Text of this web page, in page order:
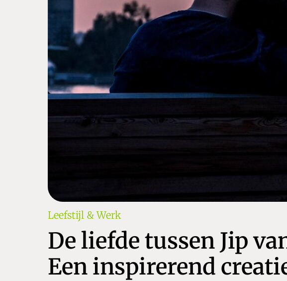
Leefstijl & Werk
De liefde tussen Jip
Een inspirerend